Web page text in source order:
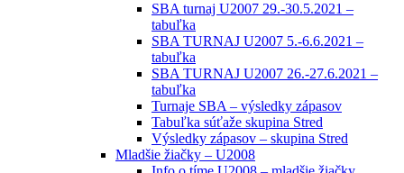
SBA turnaj U2007 29.-30.5.2021 –
tabuľka
SBA TURNAJ U2007 5.-6.6.2021 –
tabuľka
SBA TURNAJ U2007 26.-27.6.2021 –
tabuľka
Turnaje SBA – výsledky zápasov
Tabuľka súťaže skupina Stred
Výsledky zápasov – skupina Stred
Mladšie žiačky – U2008